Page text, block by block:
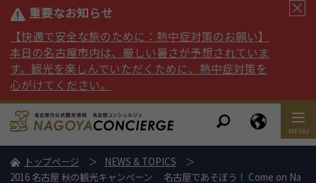
重要なお知らせ
【快適で安全な旅のために：熱中症対策のお願い】
本日の名古屋市内は、厳しい暑さが予想されていま
す。観光を楽しんでいただくために、熱中症対策を
心がけてください。
トップページ
NEWS & TOPICS
2016 名古屋 秋の観光キャンペーン 名古屋であそぼう！ Come on Na